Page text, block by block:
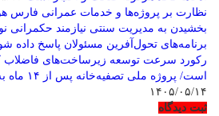
نظارت بر پروژه‌ها و خدمات عمرانی فارس
بخشیدن به مدیریت سنتی نیازمند حکمرانی
برنامه‌های تحول‌آفرین مسئولان پاسخ داده
رکورد سرعت توسعه زیرساخت‌های فاضلاب
است/ پروژه ملی تصفیه‌خانه پس از ۱۴ ماه به پیشرفت ۸۰ درصدی رسید
۱۴۰۵/۰۵/۱۴
ثبت دیدگاه